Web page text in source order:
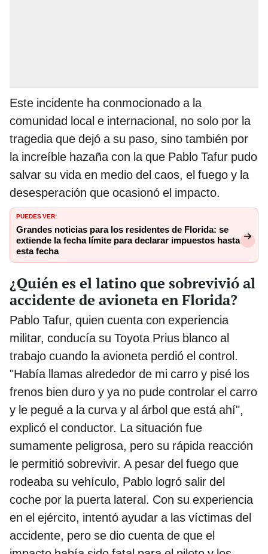
Este incidente ha conmocionado a la
comunidad local e internacional, no solo por la
tragedia que dejó a su paso, sino también por
la increíble hazaña con la que Pablo Tafur pudo
salvar su vida en medio del caos, el fuego y la
desesperación que ocasionó el impacto.
PUEDES VER:
Grandes noticias para los residentes de Florida: se
extiende la fecha límite para declarar impuestos hasta
esta fecha
¿Quién es el latino que sobrevivió al
accidente de avioneta en Florida?
Pablo Tafur, quien cuenta con experiencia
militar, conducía su Toyota Prius blanco al
trabajo cuando la avioneta perdió el control.
"Había llamas alrededor de mi carro y pisé los
frenos bien duro y ya no pude controlar el carro
y le pegué a la curva y al árbol que está ahí",
explicó el conductor. La situación fue
sumamente peligrosa, pero su rápida reacción
le permitió sobrevivir. A pesar del fuego que
rodeaba su vehículo, Pablo logró salir del
coche por la puerta lateral. Con su experiencia
en el ejército, intentó ayudar a las víctimas del
accidente, pero se dio cuenta de que el